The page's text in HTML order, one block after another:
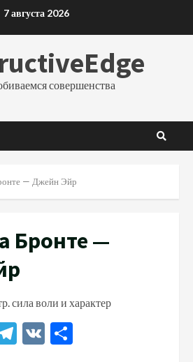
7 августа 2026
совершенства
— Джейн Эйр
Бронте —
сила воли и характер
Telegram
VK